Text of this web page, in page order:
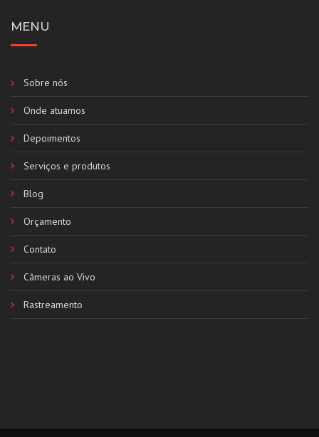
MENU
Sobre nós
Onde atuamos
Depoimentos
Serviços e produtos
Blog
Orçamento
Contato
Câmeras ao Vivo
Rastreamento